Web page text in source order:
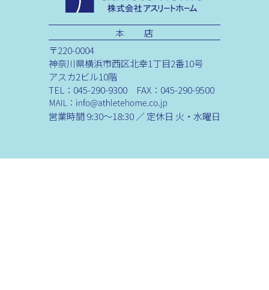
本 店
〒220-0004
神奈川県横浜市西区北幸1丁目2番10号
アスカ2ビル10階
TEL：045-290-9300 FAX：045-290-9500
営業時間 9:30～18:30 ／ 定休日 火・水曜日